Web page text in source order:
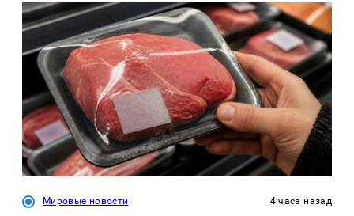
Мировые новости 4 часа назад